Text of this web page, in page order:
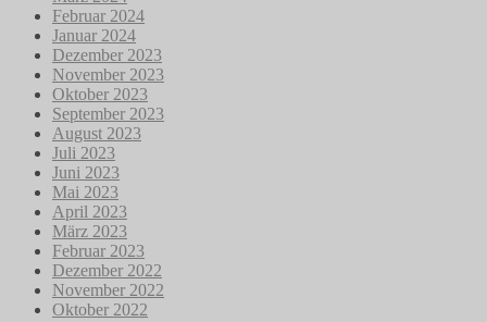
Februar 2024
Januar 2024
Dezember 2023
November 2023
Oktober 2023
September 2023
August 2023
Juli 2023
Juni 2023
Mai 2023
April 2023
März 2023
Februar 2023
Dezember 2022
November 2022
Oktober 2022